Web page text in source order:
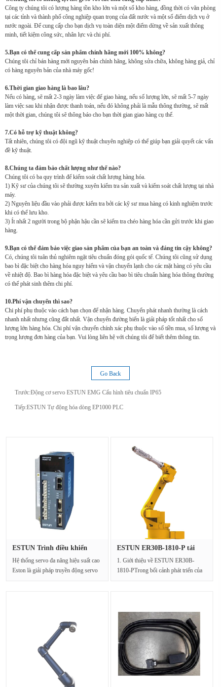
Công ty chúng tôi có lượng hàng tồn kho lớn và một số kho hàng, đồng thời có văn phòng
tại các tỉnh và thành phố công nghiệp quan trọng của đất nước và một số điểm dịch vụ ở
nước ngoài. Để cung cấp cho bạn dịch vụ toàn diện một điểm dừng về sản xuất thông
minh, tiết kiệm công sức, nhân lực và chi phí.
5.Bạn có thể cung cấp sản phẩm chính hãng mới 100% không?
Chúng tôi chỉ bán hàng mới nguyên bản chính hãng, không sửa chữa, không hàng giả, chỉ
có hàng nguyên bản của nhà máy gốc!
6.Thời gian giao hàng là bao lâu?
Nếu có hàng, sẽ mất 2-3 ngày làm việc để giao hàng, nếu số lượng lớn, sẽ mất 5-7 ngày
làm việc sau khi nhận được thanh toán, nếu đó không phải là mẫu thông thường, sẽ mất
một thời gian, chúng tôi sẽ thông báo cho bạn thời gian giao hàng cụ thể.
7.Có hỗ trợ kỹ thuật không?
Tất nhiên, chúng tôi có đội ngũ kỹ thuật chuyên nghiệp có thể giúp bạn giải quyết các vấn
đề kỹ thuật.
8.Chúng ta đảm bảo chất lượng như thế nào?
Chúng tôi có ba quy trình để kiểm soát chất lượng hàng hóa.
1) Kỹ sư của chúng tôi sẽ thường xuyên kiểm tra sản xuất và kiểm soát chất lượng tại nhà
máy.
2) Nguyên liệu đầu vào phải được kiểm tra bởi các kỹ sư mua hàng có kinh nghiệm trước
khi có thể lưu kho.
3) Ít nhất 2 người trong bộ phận hậu cần sẽ kiểm tra chéo hàng hóa cần gửi trước khi giao
hàng.
9.Bạn có thể đảm bảo việc giao sản phẩm của bạn an toàn và đáng tin cậy không?
Có, chúng tôi tuân thủ nghiêm ngặt tiêu chuẩn đóng gói quốc tế. Chúng tôi cũng sử dụng
bao bì đặc biệt cho hàng hóa nguy hiểm và vận chuyển lạnh cho các mặt hàng có yêu cầu
về nhiệt độ. Bao bì hàng hóa đặc biệt và yêu cầu bao bì tiêu chuẩn hàng hóa thông thường
có thể phát sinh thêm chi phí.
10.Phí vận chuyển thì sao?
Chi phí phụ thuộc vào cách bạn chọn để nhận hàng. Chuyển phát nhanh thường là cách
nhanh nhất nhưng cũng đắt nhất. Vận chuyển đường biển là giải pháp tốt nhất cho số
lượng lớn hàng hóa. Chi phí vận chuyển chính xác phụ thuộc vào số tiền mua, số lượng và
trọng lượng đơn hàng của bạn. Vui lòng liên hệ với chúng tôi để biết thêm thông tin.
Go Back
Trước:Động cơ servo ESTUN EMG Cấu hình tiêu chuẩn IP65
Tiếp:ESTUN Tự động hóa dòng EP1000 PLC
ESTUN Trình điều khiển
Hệ thống servo đa năng hiệu suất cao
Eston là giải pháp truyền động servo
ESTUN ER30B-1810-P tải
1. Giới thiệu về ESTUN ER30B-
1810-PTrong bối cảnh phát triển của